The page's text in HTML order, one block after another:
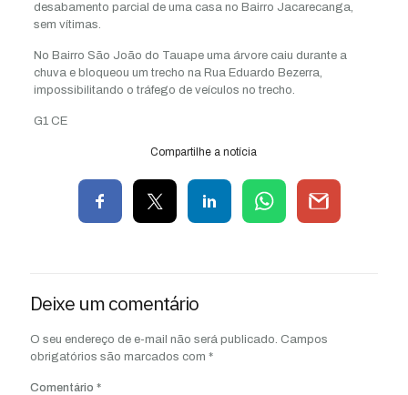
desabamento parcial de uma casa no Bairro Jacarecanga,
sem vítimas.
No Bairro São João do Tauape uma árvore caiu durante a
chuva e bloqueou um trecho na Rua Eduardo Bezerra,
impossibilitando o tráfego de veículos no trecho.
G1 CE
Compartilhe a notícia
Deixe um comentário
O seu endereço de e-mail não será publicado. Campos
obrigatórios são marcados com *
Comentário *